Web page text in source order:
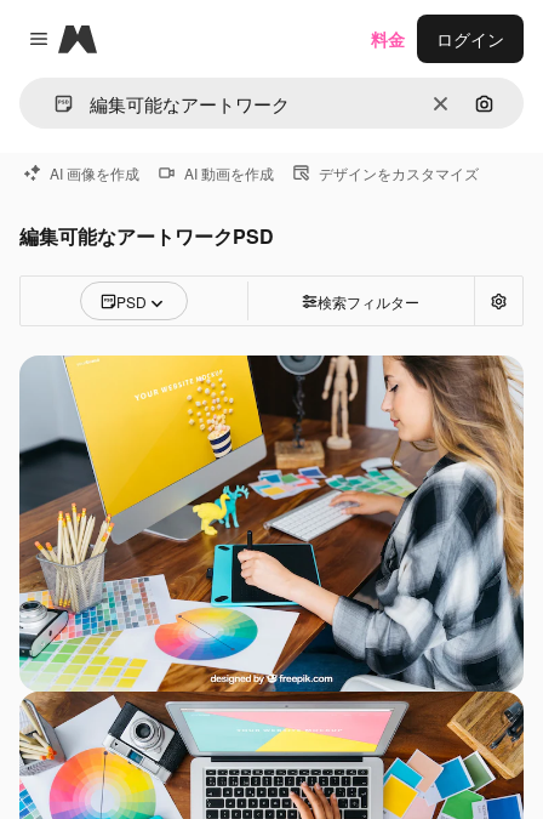
Close menu
Magnific
消去 画像で
料金 ログイン
AI 画像を作成 AI 動画を作成 デザインをカスタマイズ
編集可能なアートワークPSD
PSD 検索フィルター